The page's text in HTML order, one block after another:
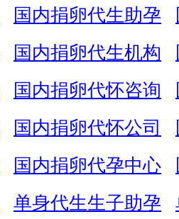
国内捐卵代生助孕
国内捐卵代生机构
国内捐卵代怀咨询
国内捐卵代怀公司
国内捐卵代孕中心
单身代生生子助孕